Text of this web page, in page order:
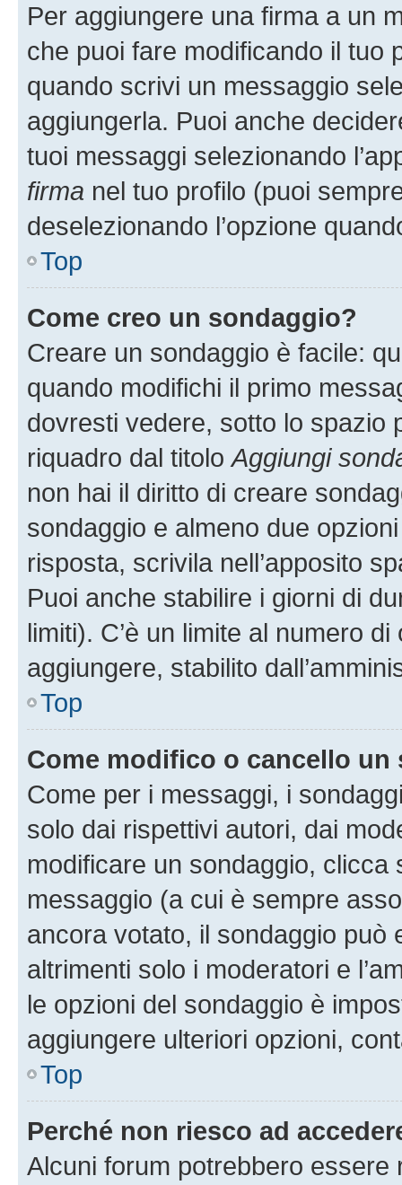
Per aggiungere una firma a un
che puoi fare modificando il tuo
quando scrivi un messaggio
aggiungerla. Puoi anche
tuoi messaggi selezionando
firma nel tuo profilo (puoi
deselezionando l’opzione
Top
Come creo un sondaggio?
Creare un sondaggio è facile:
quando modifichi il primo
dovresti vedere, sotto lo spazio
riquadro dal titoloAggiungi
non hai il diritto di creare
sondaggio e almeno due
risposta, scrivila nell’apposito
Puoi anche stabilire i giorni di
limiti). C’è un limite al numero
aggiungere, stabilito
Top
Come modifico o cancello un
Come per i messaggi, i
solo dai rispettivi autori, dai
modificare un sondaggio,
messaggio (a cui è sempre
ancora votato, il sondaggio può
altrimenti solo i moderatori e
le opzioni del sondaggio è
aggiungere ulteriori opzioni,
Top
Perché non riesco ad
Alcuni forum potrebbero